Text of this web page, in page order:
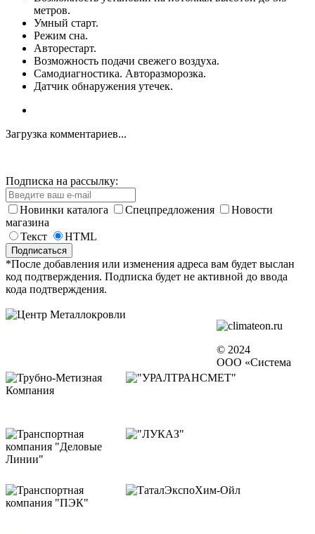
метров.
Умный старт.
Режим сна.
Авторестарт.
Возможность подачи свежего воздуха.
Самодиагностика. Авторазморозка.
Датчик обнаружения утечек.
Загрузка комментариев...
Подписка на рассылку:
Новинки каталога Спецпредложения
Новости
магазина
Текст
HTML
*После добавления или изменения адреса вам будет выслан
код подтверждения. Подписка будет не активной до ввода
кода подтверждения.
© 2024
ООО «Система